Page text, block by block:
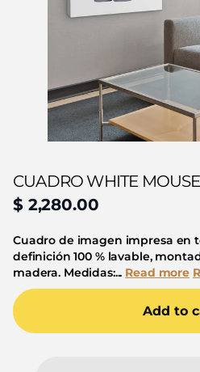
CUADRO WHITE
$ 2,280.00
Cuadro de imagen impresa en
definición 100 % lavable,
madera. Medidas:... Read more
Add to